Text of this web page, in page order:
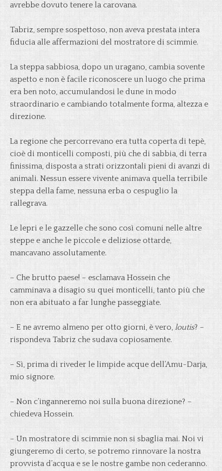
avrebbe dovuto tenere la carovana.
Tabriz, sempre sospettoso, non aveva prestata intera
fiducia alle affermazioni del mostratore di scimmie.
La steppa sabbiosa, dopo un uragano, cambia sovente
aspetto e non è facile riconoscere un luogo che prima
era ben noto, accumulandosi le dune in modo
straordinario e cambiando totalmente forma, altezza e
direzione.
La regione che percorrevano era tutta coperta di tepè,
cioè di monticelli composti, più che di sabbia, di terra
finissima, disposta a strati orizzontali pieni di avanzi di
animali. Nessun essere vivente animava quella terribile
steppa della fame, nessuna erba o cespuglio la
rallegrava.
Le lepri e le gazzelle che sono così comuni nelle altre
steppe e anche le piccole e deliziose ottarde,
mancavano assolutamente.
– Che brutto paese! – esclamava Hossein che
camminava a disagio su quei monticelli, tanto più che
non era abituato a far lunghe passeggiate.
– E ne avremo almeno per otto giorni, è vero, loutis? –
rispondeva Tabriz che sudava copiosamente.
– Sì, prima di riveder le limpide acque dell’Amu-Darja,
mio signore.
– Non c’inganneremo noi sulla buona direzione? –
chiedeva Hossein.
– Un mostratore di scimmie non si sbaglia mai. Noi vi
giungeremo di certo, se potremo rinnovare la nostra
provvista d’acqua e se le nostre gambe non cederanno.